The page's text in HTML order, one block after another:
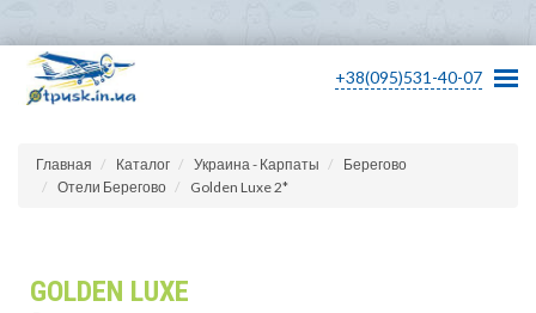
+38(095)531-40-07
Главная Каталог Украина - Карпаты
Берегово
Отели Берегово
Golden Luxe 2*
GOLDEN LUXE